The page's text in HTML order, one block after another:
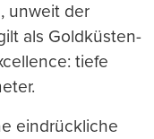
unweit der
als Goldküsten-
tiefe
eindrückliche